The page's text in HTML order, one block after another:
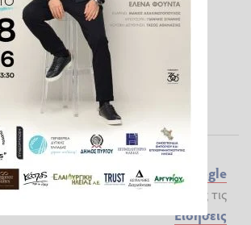
Ακολουθήστε το ilialive.gr στοGoogle
News
και μάθετε πρώτοι όλες τις
Ειδήσεις